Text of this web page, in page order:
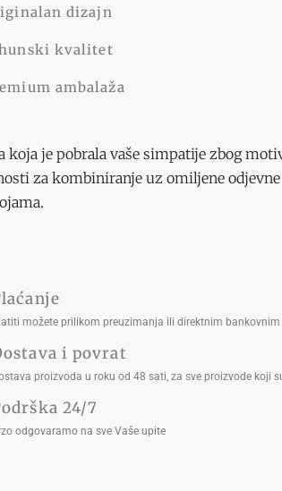
dizajn
kvalitet
ambalaža
koja je pobrala vaše simpatije zbog
za kombiniranje uz omiljene
možete prilikom preuzimanja ili direktnim
i povrat
proizvoda u roku od 48 sati, za sve proizvode koji
24/7
odgovaramo na sve Vaše upite